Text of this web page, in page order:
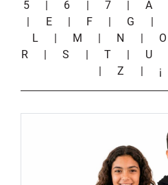
5
| 6 | 7 |A
| E | F | G |
L
| M | N | O
R
|S | T | U
|Z | ¡